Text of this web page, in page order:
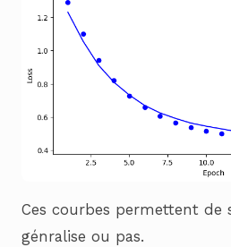
Ces courbes permettent de
génralise ou pas.